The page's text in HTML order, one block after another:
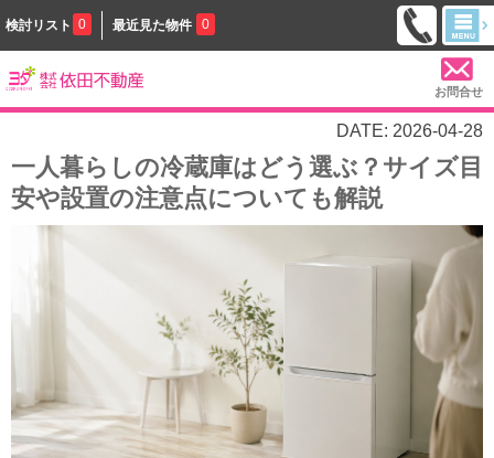
検討リスト 0 最近見た物件 0
お問合せ
DATE: 2026-04-28
一人暮らしの冷蔵庫はどう選ぶ？サイズ目
安や設置の注意点についても解説